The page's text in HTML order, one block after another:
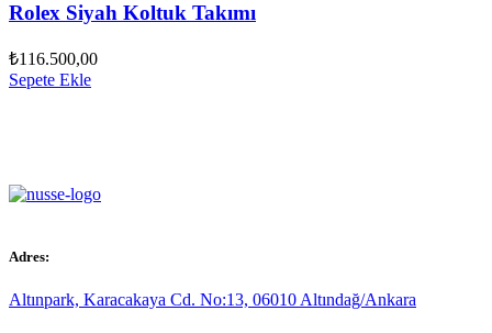
Rolex Siyah Koltuk Takımı
₺116.500,00
Sepete Ekle
Adres:
Altınpark, Karacakaya Cd. No:13, 06010 Altındağ/Ankara